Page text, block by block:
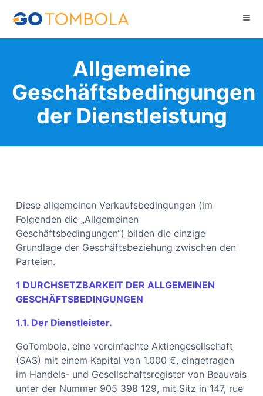
Allgemeine
Geschäftsbedingungen
der Dienstleistung
Diese allgemeinen Verkaufsbedingungen (im
Folgenden die „Allgemeinen
Geschäftsbedingungen“) bilden die einzige
Grundlage der Geschäftsbeziehung zwischen den
Parteien.
1 DURCHSETZBARKEIT DER ALLGEMEINEN
GESCHÄFTSBEDINGUNGEN
1.1. Der Dienstleister.
GoTombola, eine vereinfachte Aktiengesellschaft
(SAS) mit einem Kapital von 1.000 €, eingetragen
im Handels- und Gesellschaftsregister von Beauvais
unter der Nummer 905 398 129, mit Sitz in 147, rue